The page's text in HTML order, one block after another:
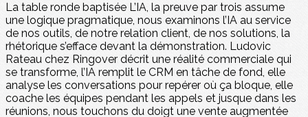
La table ronde baptisée L’IA, la preuve par trois assume
une logique pragmatique, nous examinons l’IA au service
de nos outils, de notre relation client, de nos solutions, la
rhétorique s’efface devant la démonstration. Ludovic
Rateau chez Ringover décrit une réalité commerciale qui
se transforme, l’IA remplit le CRM en tâche de fond, elle
analyse les conversations pour repérer où ça bloque, elle
coache les équipes pendant les appels et jusque dans les
réunions, nous touchons du doigt une vente augmentée